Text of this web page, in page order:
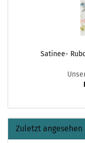
Satinee-
Zuletzt angesehen